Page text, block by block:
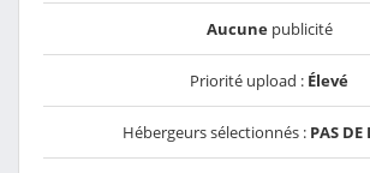
Aucunepublicité
Priorité upload : Élevé
Hébergeurs sélectionnés : PAS DE